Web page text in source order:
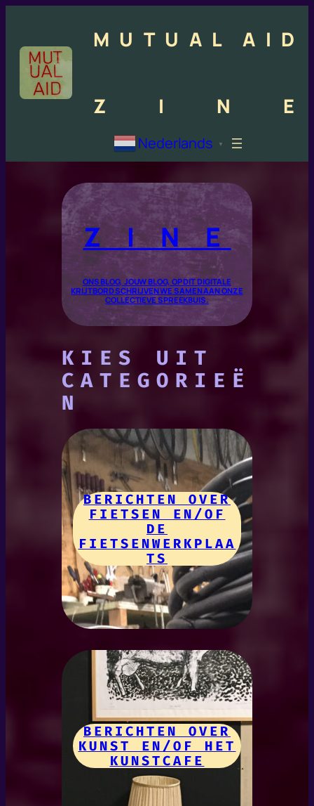
M U T U A L A I D
Z I N E
Nederlands ▼
Z I N E
ONS BLOG, JOUW BLOG, OP DIT DIGITALE
KRIJTBORD SCHRIJVEN WE SAMEN AAN ONZE
COLLECTIEVE SPREEKBUIS.
KIES UIT
CATEGORIEË
N
BERICHTEN OVER
FIETSEN EN/OF
DE
FIETSENWERKPLAA
TS
BERICHTEN OVER
KUNST EN/OF HET
KUNSTCAFE